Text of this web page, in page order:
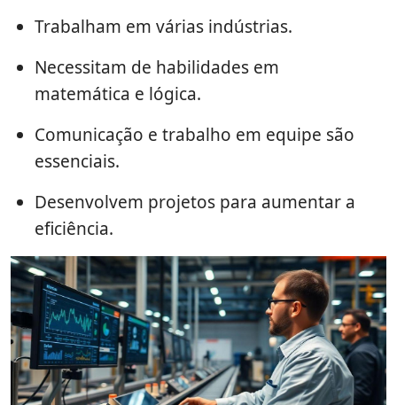
Trabalham em várias indústrias.
Necessitam de habilidades em
matemática e lógica.
Comunicação e trabalho em equipe são
essenciais.
Desenvolvem projetos para aumentar a
eficiência.